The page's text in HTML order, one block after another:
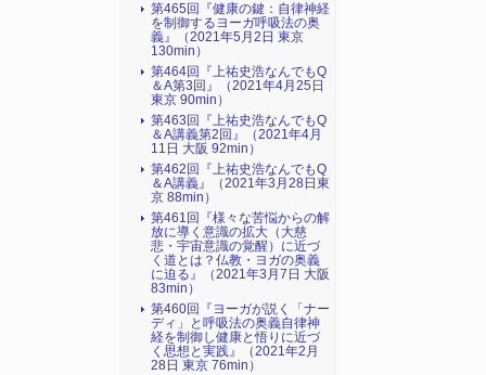
第465回『健康の鍵：自律神経
を制御するヨーガ呼吸法の奥
義』（2021年5月2日 東京
130min）
第464回『上祐史浩なんでもQ
＆A第3回』（2021年4月25日
東京 90min）
第463回『上祐史浩なんでもQ
＆A講義第2回』（2021年4月
11日 大阪 92min）
第462回『上祐史浩なんでもQ
＆A講義』（2021年3月28日東
京 88min）
第461回『様々な苦悩からの解
放に導く意識の拡大（大慈
悲・宇宙意識の覚醒）に近づ
く道とは？仏教・ヨガの奥義
に迫る』（2021年3月7日 大阪
83min）
第460回『ヨーガが説く「ナー
ディ」と呼吸法の奥義自律神
経を制御し健康と悟りに近づ
く思想と実践』（2021年2月
28日 東京 76min）